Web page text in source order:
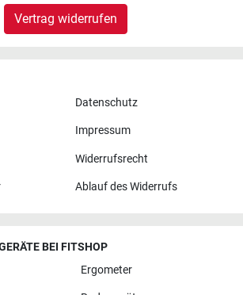
Vertrag widerrufen
Datenschutz
Impressum
Widerrufsrecht
Ablauf des Widerrufs
BEI FITSHOP
Ergometer